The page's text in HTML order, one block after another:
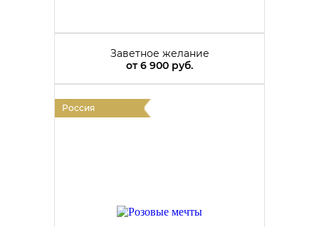
Заветное желание
от6 900 руб.
Россия